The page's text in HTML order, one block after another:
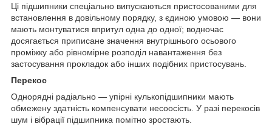
Ці підшипники спеціально випускаються пристосованими для
встановлення в довільному порядку, з єдиною умовою — вони
мають монтуватися впритул одна до одної; водночас
досягається приписане значення внутрішнього осьового
проміжку або рівномірне розподіл навантаження без
застосування прокладок або інших подібних пристосувань.
Перекос
Однорядні радіально — упірні кулькопідшипники мають
обмежену здатність компенсувати несоосість. У разі перекосів
шум і вібрації підшипника помітно зростають.